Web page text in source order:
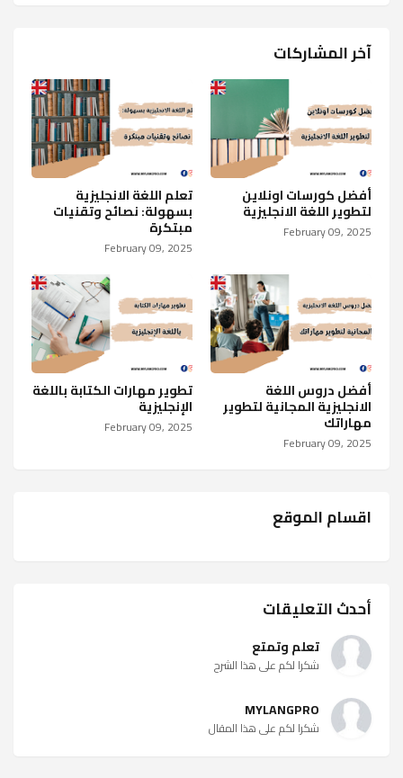
آخر المشاركات
أفضل كورسات اونلاين
لتطوير اللغة الانجليزية
February 09, 2025
تعلم اللغة الانجليزية
بسهولة: نصائح وتقنيات
مبتكرة
February 09, 2025
أفضل دروس اللغة
الانجليزية المجانية لتطوير
مهاراتك
February 09, 2025
تطوير مهارات الكتابة باللغة
الإنجليزية
February 09, 2025
اقسام الموقع
أحدث التعليقات
تعلم وتمتع
شكرا لكم على هذا الشرح
MYLANGPRO
شكرا لكم على هذا المقال